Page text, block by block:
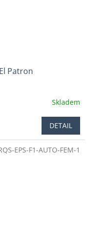
Patron
Skladem
DETAIL
EPS-F1-AUTO-FEM-1